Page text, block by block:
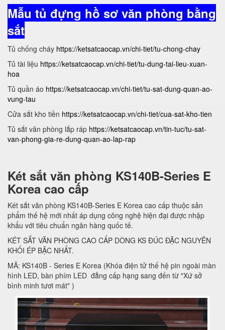
Mẫu tủ đựng hồ sơ văn phòng bằng
sắt
Tủ chống cháy https://ketsatcaocap.vn/chi-tiet/tu-chong-chay
Tủ tài liệu https://ketsatcaocap.vn/chi-tiet/tu-dung-tai-lieu-xuan-
hoa
Tủ quần áo https://ketsatcaocap.vn/chi-tiet/tu-sat-dung-quan-ao-
vung-tau
Cửa sắt kho tiền https://ketsatcaocap.vn/chi-tiet/cua-sat-kho-tien
Tủ sắt văn phòng lắp ráp https://ketsatcaocap.vn/tin-tuc/tu-sat-
van-phong-gia-re-dung-quan-ao-lap-rap
Két sắt văn phòng KS140B-Series E
Korea cao cấp
Két sắt văn phòng KS140B-Series E Korea cao cấp thuộc sản
phẩm thế hệ mới nhất áp dụng công nghệ hiện đại được nhập
khẩu với tiêu chuẩn ngân hàng quốc tế.
KÉT SẮT VĂN PHÒNG CAO CẤP DÒNG KS ĐÚC ĐẶC NGUYÊN
KHỐI ÉP BẬC NHẤT.
MÃ: KS140B - Series E Korea (Khóa điện tử thế hệ pin ngoài màn
hình LED, bàn phím LED đẳng cấp hạng sang đến từ "Xứ sở
bình minh tươi mát" )